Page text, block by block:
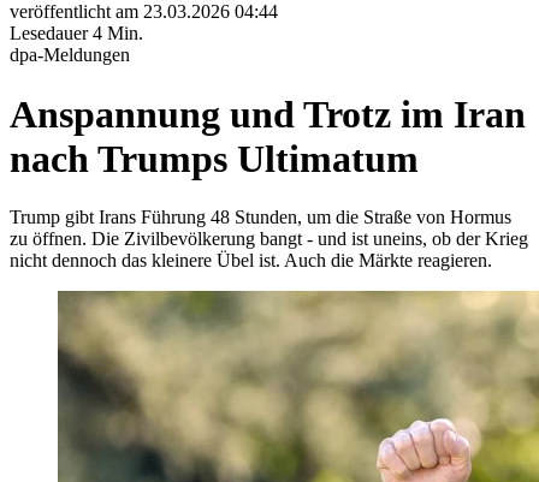
veröffentlicht am 23.03.2026 04:44
Lesedauer4 Min.
dpa-Meldungen
Anspannung und Trotz im Iran
nach Trumps Ultimatum
Trump gibt Irans Führung 48 Stunden, um die Straße von Hormus
zu öffnen. Die Zivilbevölkerung bangt - und ist uneins, ob der Krieg
nicht dennoch das kleinere Übel ist. Auch die Märkte reagieren.